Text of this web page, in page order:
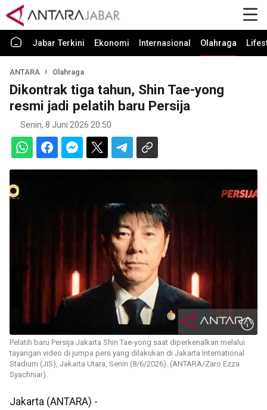
Jabar Terkini Ekonomi Internasional Olahraga
ANTARA Olahraga
Dikontrak tiga tahun, Shin Tae-yong
resmi jadi pelatih baru Persija
Senin, 8 Juni 2026 20:50
Pelatih baru Persija Jakarta Shin Tae-yong saat diperkenalkan melalui
tayangan video di jumpa pers yang dilakukan di Jakarta International
Stadium (JIS), Jakarta Utara, Senin (8/6/2026). (ANTARA/Zaro Ezza
Syachniar)
Jakarta (ANTARA) -